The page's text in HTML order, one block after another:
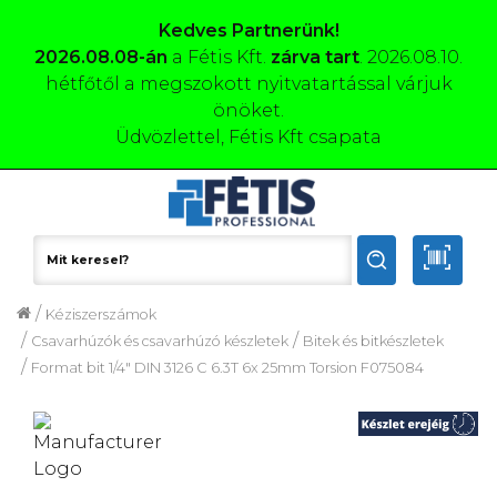
Kedves Partnerünk!
2026.08.08-án a Fétis Kft. zárva tart. 2026.08.10.
hétfőtől a megszokott nyitvatartással várjuk
önöket.
Üdvözlettel, Fétis Kft csapata
Format bit 1/4" DIN 3126 C 6.3T 6x 25mm Torsion F075084
/
Bitek és bitkészletek
/
Csavarhúzók és csavarhúzó készletek
/
Kéziszerszámok
/